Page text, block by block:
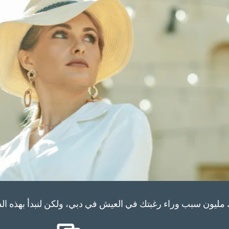
مليون سبب وراء رغبتك في العيش في دبي، ولكن لنبدأ بهذه